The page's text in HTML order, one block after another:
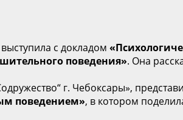
с докладом
поведения». Она
г. Чебоксары»,
поведением», в котором